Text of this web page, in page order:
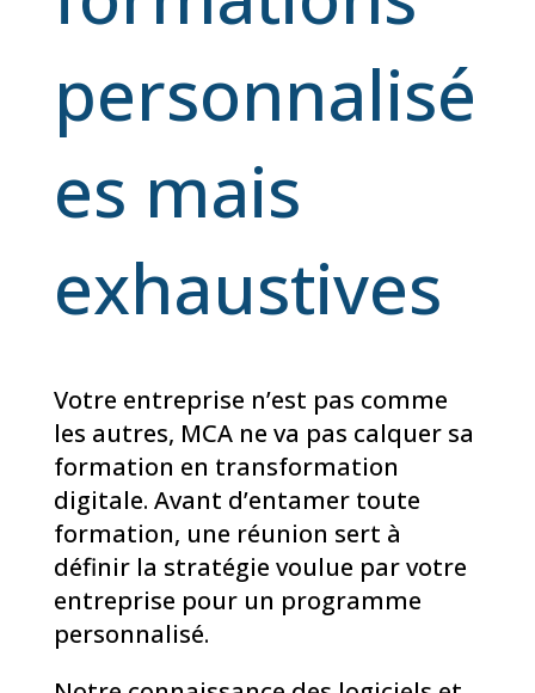
personnalisé
es mais
exhaustives
Votre entreprise n’est pas comme
les autres, MCA ne va pas calquer sa
formation en transformation
digitale. Avant d’entamer toute
formation, une réunion sert à
définir la stratégie voulue par votre
entreprise pour un programme
personnalisé.